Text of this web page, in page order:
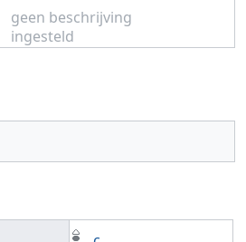
geen beschrijving
ingesteld